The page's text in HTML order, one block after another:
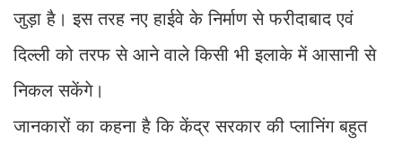
जुड़ा है। इस तरह नए हाईवे के निर्माण से फरीदाबाद एवं
दिल्ली को तरफ से आने वाले किसी भी इलाके में आसानी से
निकल सकेंगे।
जानकारों का कहना है कि केंद्र सरकार की प्लानिंग बहुत